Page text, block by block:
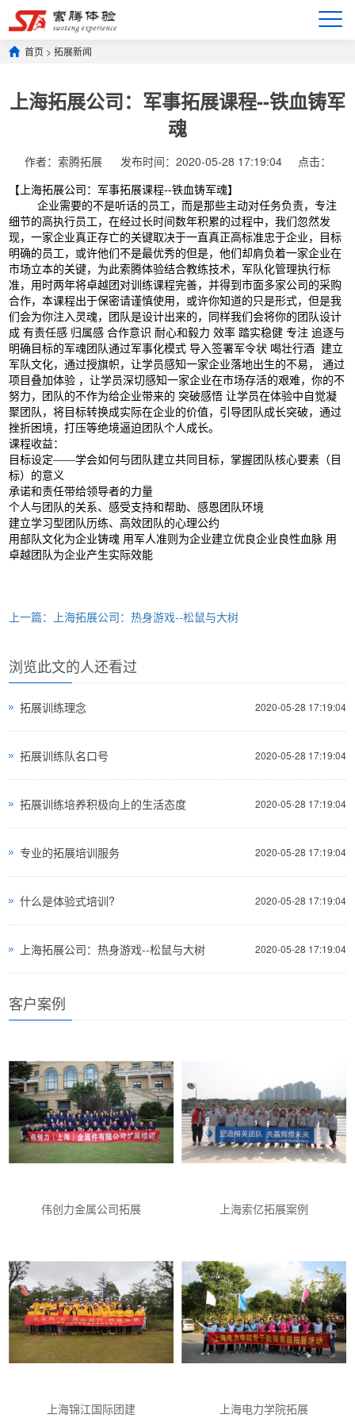
首页 >拓展新闻
上海拓展公司：军事拓展课程--铁血铸军
魂
作者：索腾拓展 发布时间：2020-05-28 17:19:04 点击：
【上海拓展公司：军事拓展课程--铁血铸军魂】
企业需要的不是听话的员工，而是那些主动对任务负责，专注
细节的高执行员工，在经过长时间数年积累的过程中，我们忽然发
现，一家企业真正存亡的关键取决于一直真正高标准忠于企业，目标
明确的员工，或许他们不是最优秀的但是，他们却肩负着一家企业在
市场立本的关键，为此索腾体验结合教练技术，军队化管理执行标
准，用时两年将卓越团对训练课程完善，并得到市面多家公司的采购
合作，本课程出于保密请谨慎使用，或许你知道的只是形式，但是我
们会为你注入灵魂，团队是设计出来的，同样我们会将你的团队设计
成 有责任感 归属感 合作意识 耐心和毅力 效率 踏实稳健 专注 追逐与
明确目标的军魂团队通过军事化模式 导入签署军令状 喝壮行酒 建立
军队文化，通过授旗帜，让学员感知一家企业落地出生的不易， 通过
项目叠加体验 ，让学员深切感知一家企业在市场存活的艰难，你的不
努力，团队的不作为给企业带来的 突破感悟 让学员在体验中自觉凝
聚团队，将目标转换成实际在企业的价值，引导团队成长突破，通过
挫折困境，打压等绝境逼迫团队个人成长。
课程收益：
目标设定——学会如何与团队建立共同目标，掌握团队核心要素（目
标）的意义
承诺和责任带给领导者的力量
个人与团队的关系、感受支持和帮助、感恩团队环境
建立学习型团队历练、高效团队的心理公约
用部队文化为企业铸魂 用军人准则为企业建立优良企业良性血脉 用
卓越团队为企业产生实际效能
上一篇：上海拓展公司：热身游戏--松鼠与大树
浏览此文的人还看过
2020-05-28 17:19:04
拓展训练理念
2020-05-28 17:19:04
拓展训练队名口号
2020-05-28 17:19:04
拓展训练培养积极向上的生活态度
2020-05-28 17:19:04
专业的拓展培训服务
2020-05-28 17:19:04
什么是体验式培训?
2020-05-28 17:19:04
上海拓展公司：热身游戏--松鼠与大树
客户案例
伟创力金属公司拓展 上海索亿拓展案例
上海锦江国际团建 上海电力学院拓展